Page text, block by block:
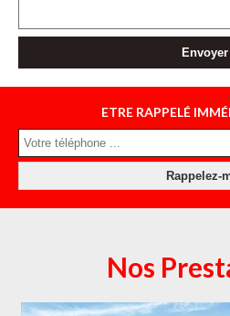
ETRE RAPPELÉ
Nos